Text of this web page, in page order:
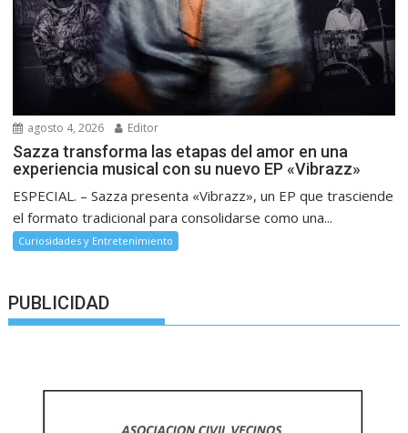
agosto 4, 2026 Editor
Sazza transforma las etapas del amor en una
experiencia musical con su nuevo EP «Vibrazz»
ESPECIAL. – Sazza presenta «Vibrazz», un EP que trasciende
el formato tradicional para consolidarse como una...
Curiosidades y Entretenimiento
PUBLICIDAD